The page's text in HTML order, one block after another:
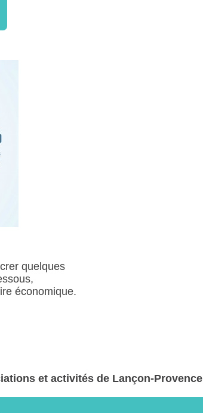
quelques
économique.
et activités de Lançon-Provence